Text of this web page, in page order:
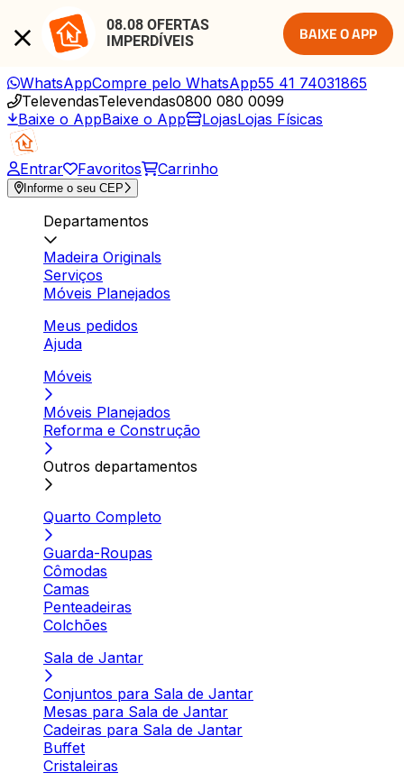
08.08 OFERTAS
IMPERDÍVEIS
BAIXE O APP
WhatsAppCompre pelo WhatsApp55 41 74031865
TelevendasTelevendas0800 080 0099
Baixe o AppBaixe o App LojasLojas Físicas
Entrar Favoritos Carrinho
Informe o seu CEP
Departamentos
Madeira Originals
Serviços
Móveis Planejados
Meus pedidos
Ajuda
Móveis
Móveis Planejados
Reforma e Construção
Outros departamentos
Quarto Completo
Guarda-Roupas
Cômodas
Camas
Penteadeiras
Colchões
Sala de Jantar
Conjuntos para Sala de Jantar
Mesas para Sala de Jantar
Cadeiras para Sala de Jantar
Buffet
Cristaleiras